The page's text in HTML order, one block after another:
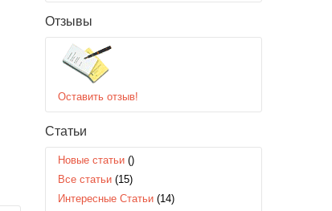
Отзывы
Оставить отзыв!
Статьи
Новые статьи ()
Все статьи (15)
Интересные Статьи (14)